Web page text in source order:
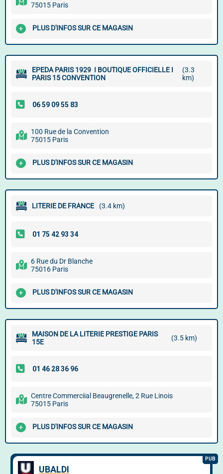
75015 Paris
PLUS D'INFOS SUR CE MAGASIN
EPEDA PARIS 1929 ️ I BOUTIQUE OFFICIELLE I
PARIS 15 CONVENTION
(3.3
km)
100 Rue de la Convention
75015 Paris
PLUS D'INFOS SUR CE MAGASIN
LITERIE DE FRANCE (3.4 km)
6 Rue du Dr Blanche
75016 Paris
PLUS D'INFOS SUR CE MAGASIN
MAISON DE LA LITERIE PRESTIGE PARIS
15E
(3.5 km)
Centre Commerciial Beaugrenelle, 2 Rue Linois
75015 Paris
PLUS D'INFOS SUR CE MAGASIN